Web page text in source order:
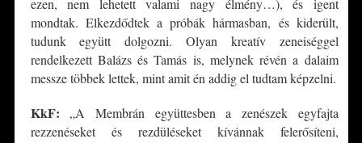
ezen, nem lehetett valami nagy élmény…), és igent
mondtak. Elkezdődtek a próbák hármasban, és kiderült,
tudunk együtt dolgozni. Olyan kreatív zeneiséggel
rendelkezett Balázs és Tamás is, melynek révén a dalaim
messze többek lettek, mint amit én addig el tudtam képzelni.
KkF:„A Membrán együttesben a zenészek egyfajta
rezzenéseket és rezdüléseket kívánnak felerősíteni,